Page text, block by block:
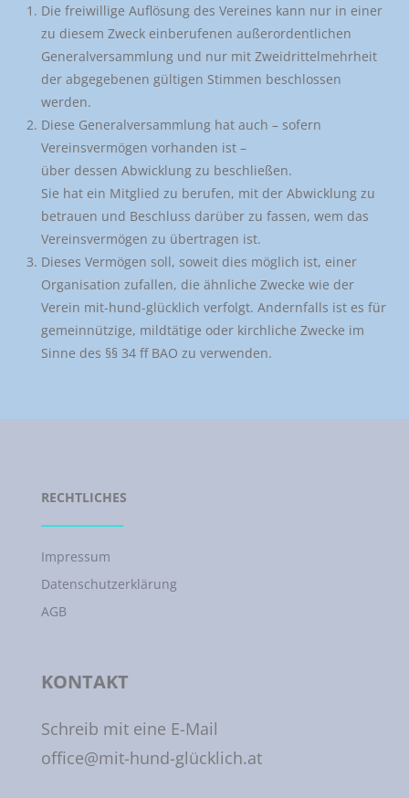
Die freiwillige Auflösung des Vereines kann nur in einer
zu diesem Zweck einberufenen außerordentlichen
Generalversammlung und nur mit Zweidrittelmehrheit
der abgegebenen gültigen Stimmen beschlossen
werden.
Diese Generalversammlung hat auch – sofern
Vereinsvermögen vorhanden ist –
über dessen Abwicklung zu beschließen.
Sie hat ein Mitglied zu berufen, mit der Abwicklung zu
betrauen und Beschluss darüber zu fassen, wem das
Vereinsvermögen zu übertragen ist.
Dieses Vermögen soll, soweit dies möglich ist, einer
Organisation zufallen, die ähnliche Zwecke wie der
Verein mit-hund-glücklich verfolgt. Andernfalls ist es für
gemeinnützige, mildtätige oder kirchliche Zwecke im
Sinne des §§ 34 ff BAO zu verwenden.
RECHTLICHES
Impressum
Datenschutzerklärung
AGB
KONTAKT
Schreib mit eine E-Mail
office@mit-hund-glücklich.at